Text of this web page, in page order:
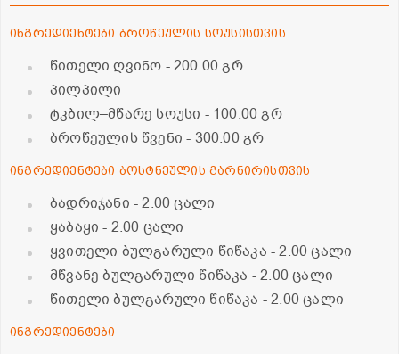
ინგრედიენტები ბროწეულის სოუსისთვის
წითელი ღვინო - 200.00 გრ
პილპილი
ტკბილ–მწარე სოუსი - 100.00 გრ
ბროწეულის წვენი- 300.00 გრ
ინგრედიენტები ბოსტნეულის გარნირისთვის
ბადრიჯანი - 2.00 ცალი
ყაბაყი- 2.00 ცალი
ყვითელი ბულგარული წიწაკა - 2.00 ცალი
მწვანე ბულგარული წიწაკა - 2.00 ცალი
წითელი ბულგარული წიწაკა - 2.00 ცალი
ინგრედიენტები